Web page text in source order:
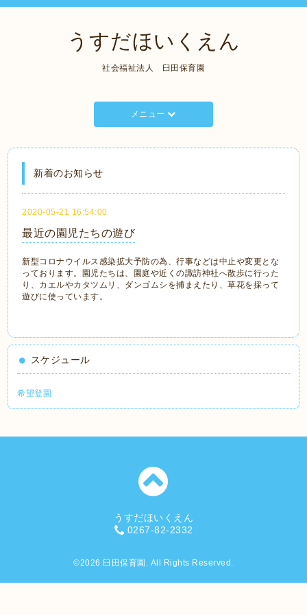
うすだほいくえん
社会福祉法人 臼田保育園
メニュー
新着のお知らせ
2020-05-21 16:54:00
最近の園児たちの遊び
新型コロナウイルス感染拡大予防の為、行事などは中止や変更とな
っております。園児たちは、園庭や近くの諏訪神社へ散歩に行った
り、カエルやカタツムリ、ダンゴムシを捕まえたり、草花を採って
遊びに使っています。
スケジュール
希望登園
うすだほいくえん
0267-82-2332
©2026 臼田保育園 . All Rights Reserved.